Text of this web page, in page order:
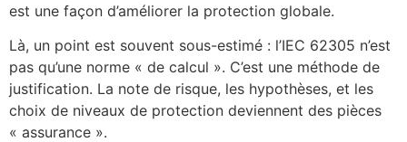
est une façon d’améliorer la protection globale.
Là, un point est souvent sous-estimé : l’IEC 62305 n’est
pas qu’une norme « de calcul ». C’est une méthode de
justification. La note de risque, les hypothèses, et les
choix de niveaux de protection deviennent des pièces
« assurance ».